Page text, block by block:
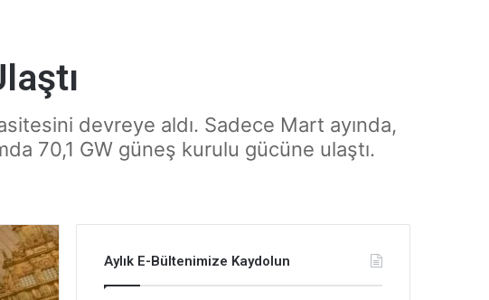
devreye aldı. Sadece Mart ayında,
70,1 GW güneş kurulu gücüne ulaştı.
Aylık E-Bültenimize Kaydolun